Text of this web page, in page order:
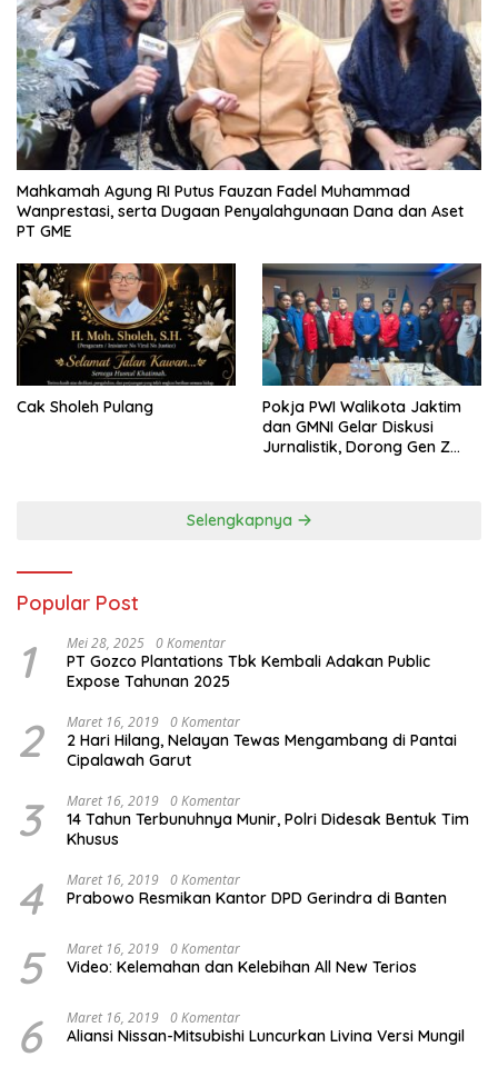
Mahkamah Agung RI Putus Fauzan Fadel Muhammad
Wanprestasi, serta Dugaan Penyalahgunaan Dana dan Aset
PT GME
Cak Sholeh Pulang
Pokja PWI Walikota Jaktim
dan GMNI Gelar Diskusi
Jurnalistik, Dorong Gen Z
Selengkapnya
Popular Post
1 Mei 28, 2025 0 Komentar
PT Gozco Plantations Tbk Kembali Adakan Public
Expose Tahunan 2025
2 Maret 16, 2019 0 Komentar
2 Hari Hilang, Nelayan Tewas Mengambang di Pantai
Cipalawah Garut
3 Maret 16, 2019 0 Komentar
14 Tahun Terbunuhnya Munir, Polri Didesak Bentuk Tim
Khusus
4 Maret 16, 2019 0 Komentar
Prabowo Resmikan Kantor DPD Gerindra di Banten
5 Maret 16, 2019 0 Komentar
Video: Kelemahan dan Kelebihan All New Terios
6 Maret 16, 2019 0 Komentar
Aliansi Nissan-Mitsubishi Luncurkan Livina Versi Mungil